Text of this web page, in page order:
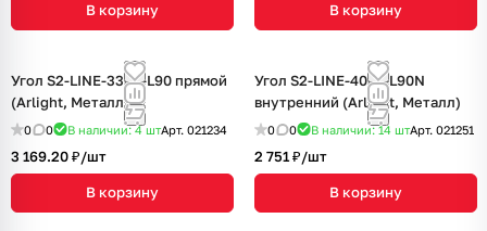
В корзину В корзину
Угол S2-LINE-3360-L90 прямой
(Arlight, Металл)
0 0 В наличии: 4штАрт. 021234
3 169.20 ₽/шт
В корзину
Угол S2-LINE-4067-L90N
внутренний (Arlight, Металл)
0 0 В наличии: 14 штАрт. 021251
2 751 ₽/шт
В корзину